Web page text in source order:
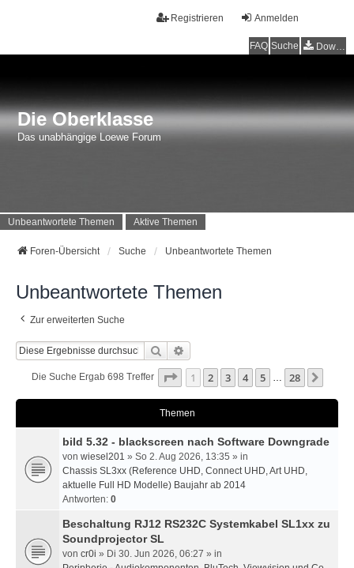
Anmelden
Registrieren
FAQ Suche Downloads
Die Oberklasse
Das unabhängige Loewe Forum
Unbeantwortete Themen Aktive Themen
Foren-Übersicht Suche Unbeantwortete Themen
Unbeantwortete Themen
Zur erweiterten Suche
Suche
Die Suche Ergab 698 Treffer Seite 1Von 28
1 2 3 4 5 … 28
Themen
bild 5.32 - blackscreen nach Software Downgrade
von wiesel201 » So 2. Aug 2026, 13:35 » in
Chassis SL3xx (Reference UHD, Connect UHD, Art UHD,
aktuelle Full HD Modelle) Baujahr ab 2014
Antworten: 0
Beschaltung RJ12 RS232C Systemkabel SL1xx zu
Soundprojector SL
von cr0i » Di 30. Jun 2026, 06:27 » in